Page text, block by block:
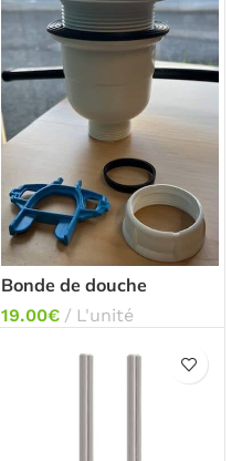
Bonde de douche
19.00€ L'unité